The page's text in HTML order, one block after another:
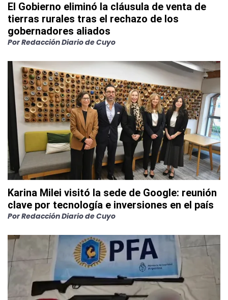
El Gobierno eliminó la cláusula de venta de
tierras rurales tras el rechazo de los
gobernadores aliados
PorRedacción Diario de Cuyo
Karina Milei visitó la sede de Google: reunión
clave por tecnología e inversiones en el país
PorRedacción Diario de Cuyo